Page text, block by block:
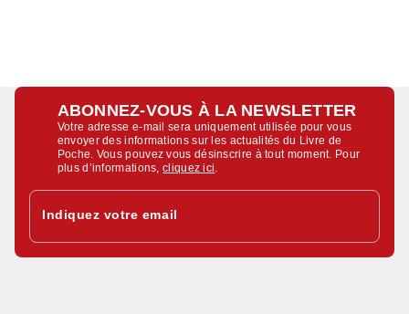
ABONNEZ-VOUS À LA NEWSLETTER
Votre adresse e-mail sera uniquement utilisée pour vous
envoyer des informations sur les actualités du Livre de
Poche. Vous pouvez vous désinscrire à tout moment. Pour
plus d’informations,cliquez ici.
Indiquez votre email